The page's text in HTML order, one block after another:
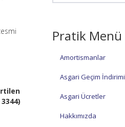
Pratik Menü
Amortismanlar
Asgari Geçim İndirimi
Asgari Ücretler
Hakkımızda